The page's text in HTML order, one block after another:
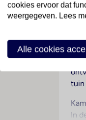
In
tuin
In
cookies ervoor dat
weergegeven. Lees
Alle cookies